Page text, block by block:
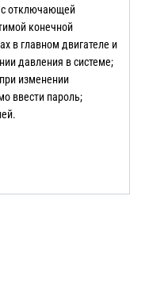
с отключающей
конечной
в главном двигателе и
давления в системе;
изменении
ввести пароль;